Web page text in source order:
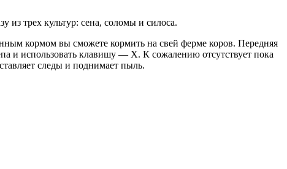
трех культур: сена, соломы и силоса.
кормом вы сможете кормить на свей ферме коров. Передняя
и использовать клавишу — Х. К сожалению отсутствует пока
следы и поднимает пыль.